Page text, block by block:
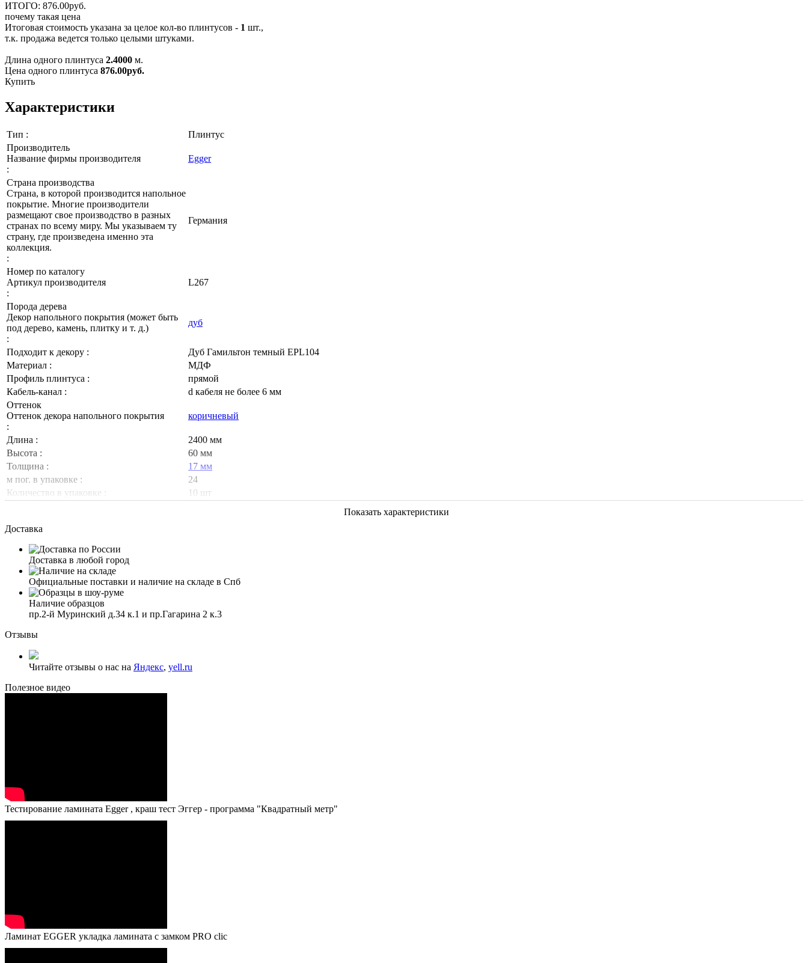
ИТОГО: 876.00руб.
почему такая цена
Итоговая стоимость указана за целое кол-во плинтусов - 1 шт.,
т.к. продажа ведется только целыми штуками.
Длина одного плинтуса 2.4000 м.
Цена одного плинтуса 876.00руб.
Купить
Характеристики
Тип :
Плинтус
Производитель
Название фирмы производителя
:
Egger
Страна производства
Страна, в которой производится напольное
покрытие. Многие производители
размещают свое производство в разных
странах по всему миру. Мы указываем ту
страну, где произведена именно эта
коллекция.
:
Германия
Номер по каталогу
Артикул производителя
:
L267
Порода дерева
Декор напольного покрытия (может быть
под дерево, камень, плитку и т. д.)
:
дуб
Подходит к декору :
Дуб Гамильтон темный EPL104
Материал :
МДФ
Профиль плинтуса :
прямой
Кабель-канал :
d кабеля не более 6 мм
Оттенок
Оттенок декора напольного покрытия
:
коричневый
Длина :
2400 мм
Высота :
60 мм
Толщина :
17 мм
м пог. в упаковке :
24
Количество в упаковке :
10 шт
Показать характеристики
Доставка
Доставка в любой город
Официальные поставки и наличие на складе в Спб
Наличие образцов
пр.2-й Муринский д.34 к.1 и пр.Гагарина 2 к.3
Отзывы
Читайте отзывы о нас на Яндекс, yell.ru
Полезное видео
Тестирование ламината Egger , краш тест Эггер - программа "Квадратный метр"
Ламинат EGGER укладка ламината с замком PRO clic